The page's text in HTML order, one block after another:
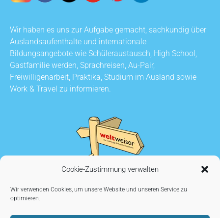
Cookie-Zustimmung verwalten
Wir verwenden Cookies, um unsere Website und unseren Service zu
optimieren.
Wir haben es uns zur Aufgabe gemacht, sachkundig über
Auslandsaufenthalte und internationale
Bildungsangebote wie Schüleraustausch, High School,
Gastfamilie werden, Sprachreisen, Au-Pair,
Freiwilligenarbeit, Praktika, Studium im Ausland sowie
Work & Travel zu informieren.